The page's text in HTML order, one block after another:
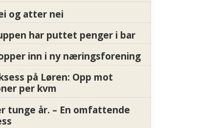
og atter nei
har puttet penger i bar
inn i ny næringsforening
på Løren: Opp mot
per kvm
tunge år. – En omfattende